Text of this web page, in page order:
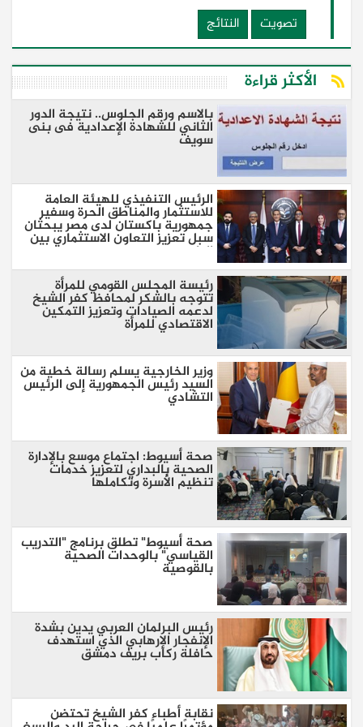
تصويت النتائج
الأكثر قراءة
بالاسم ورقم الجلوس.. نتيجة الدور
الثاني للشهادة الإعدادية فى بنى
سويف
الرئيس التنفيذي للهيئة العامة
للاستثمار والمناطق الحرة وسفير
جمهورية باكستان لدى مصر يبحثان
سبل تعزيز التعاون الاستثماري بين
البلدين
رئيسة المجلس القومي للمرأة
تتوجه بالشكر لمحافظ كفر الشيخ
لدعمه الصيادات وتعزيز التمكين
الاقتصادي للمرأة
وزير الخارجية يسلم رسالة خطية من
السيد رئيس الجمهورية إلى الرئيس
التشادي
صحة أسيوط: اجتماع موسع بالإدارة
الصحية بالبداري لتعزيز خدمات
تنظيم الأسرة وتكاملها
صحة أسيوط" تطلق برنامج "التدريب
القياسي" بالوحدات الصحية
بالقوصية
رئيس البرلمان العربي يدين بشدة
الإنفجار الإرهابي الذي استهدف
حافلة ركاب بريف دمشق
نقابة أطباء كفر الشيخ تحتضن